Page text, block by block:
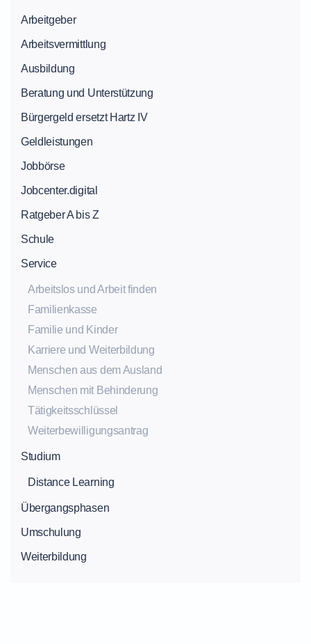
Arbeitgeber
Arbeitsvermittlung
Ausbildung
Beratung und Unterstützung
Bürgergeld ersetzt Hartz IV
Geldleistungen
Jobbörse
Jobcenter.digital
Ratgeber A bis Z
Schule
Service
Arbeitslos und Arbeit finden
Familienkasse
Familie und Kinder
Karriere und Weiterbildung
Menschen aus dem Ausland
Menschen mit Behinderung
Tätigkeitsschlüssel
Weiterbewilligungsantrag
Studium
Distance Learning
Übergangsphasen
Umschulung
Weiterbildung